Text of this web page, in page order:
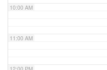
10:00 AM
11:00 AM